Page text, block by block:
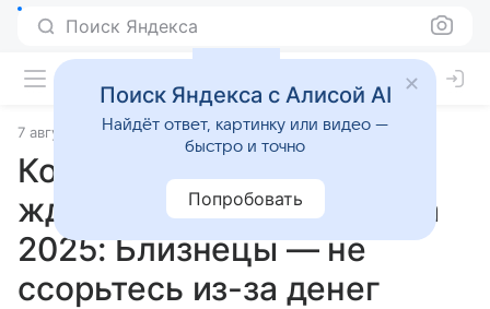
Поиск Яндекса
7 августа 2025 Статьи
Кого из знаков зодиака
ждут трудности 8 августа
2025: Близнецы — не
ссорьтесь из-за денег
Поиск Яндекса с Алисой AI
Найдёт ответ, картинку или видео —
быстро и точно
Попробовать